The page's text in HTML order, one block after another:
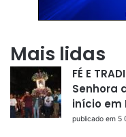
Mais lidas
FÉ E
Senhora
início em
publicado em